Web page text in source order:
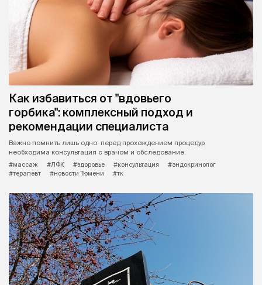
Как избавиться от "вдовьего
горбика": комплексный подход и
рекомендации специалиста
Важно помнить лишь одно: перед прохождением процедур
необходима консультация с врачом и обследование.
#массаж
#ЛФК #здоровье #консультация
#эндокринолог
#терапевт
#новости Тюмени #тк